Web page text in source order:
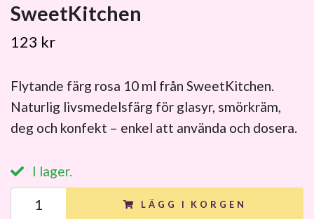
SweetKitchen
123 kr
Flytande färg rosa 10 ml från SweetKitchen.
Naturlig livsmedelsfärg för glasyr, smörkräm,
deg och konfekt – enkel att använda och dosera.
I lager.
LÄGG I KORGEN